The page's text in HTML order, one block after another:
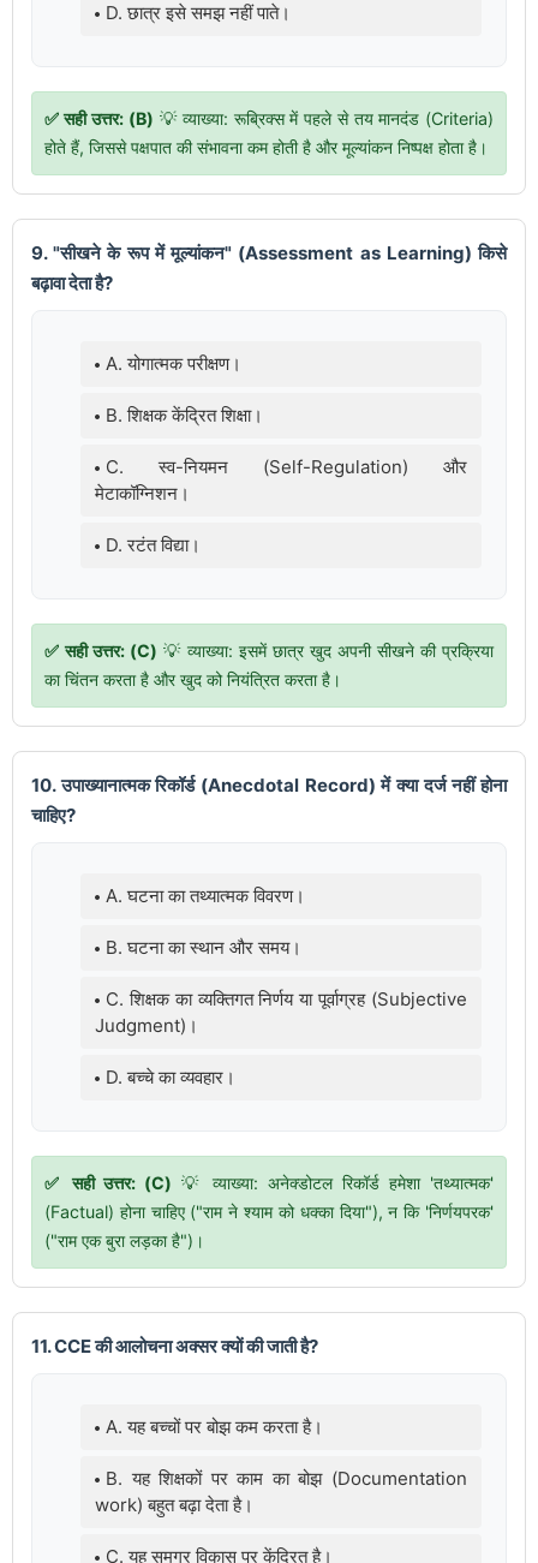
D. छात्र इसे समझ नहीं पाते।
✅ सही उत्तर: (B) 💡 व्याख्या: रूब्रिक्स में पहले से तय मानदंड (Criteria)
होते हैं, जिससे पक्षपात की संभावना कम होती है और मूल्यांकन निष्पक्ष होता है।
9. "सीखने के रूप में मूल्यांकन" (Assessment as Learning) किसे
बढ़ावा देता है?
A. योगात्मक परीक्षण।
B. शिक्षक केंद्रित शिक्षा।
C. स्व-नियमन (Self-Regulation) और
मेटाकॉग्निशन।
D. रटंत विद्या।
✅ सही उत्तर: (C) 💡 व्याख्या: इसमें छात्र खुद अपनी सीखने की प्रक्रिया
का चिंतन करता है और खुद को नियंत्रित करता है।
10. उपाख्यानात्मक रिकॉर्ड (Anecdotal Record) में क्या दर्ज नहीं होना
चाहिए?
A. घटना का तथ्यात्मक विवरण।
B. घटना का स्थान और समय।
C. शिक्षक का व्यक्तिगत निर्णय या पूर्वाग्रह (Subjective
Judgment)।
D. बच्चे का व्यवहार।
✅ सही उत्तर: (C) 💡 व्याख्या: अनेक्डोटल रिकॉर्ड हमेशा 'तथ्यात्मक'
(Factual) होना चाहिए ("राम ने श्याम को धक्का दिया"), न कि 'निर्णयपरक'
("राम एक बुरा लड़का है")।
11. CCE की आलोचना अक्सर क्यों की जाती है?
A. यह बच्चों पर बोझ कम करता है।
B. यह शिक्षकों पर काम का बोझ (Documentation
work) बहुत बढ़ा देता है।
C. यह समग्र विकास पर केंद्रित है।